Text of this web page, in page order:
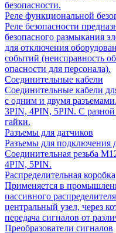
безопасности.
Реле функциональной
Реле безопасности
безопасного размыкания
для отключения
событий (неисправность
опасности для персонала).
Соединительные кабели
Соединительные кабели
с одним и двумя
3PIN, 4PIN, 5PIN. С
гайки.
Разъемы для датчиков
Разъемы для подключения
Соединительная резьба
4PIN, 5PIN.
Распределительная коробка
Применяется в
пассивного
центральный узел, через
передача сигналов от
Преобразователи сигналов